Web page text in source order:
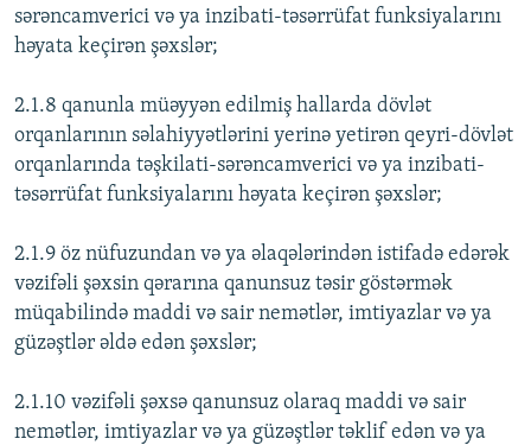
sərəncamverici və ya inzibati-təsərrüfat funksiyalarını
həyata keçirən şəxslər;
2.1.8 qanunla müəyyən edilmiş hallarda dövlət
orqanlarının səlahiyyətlərini yerinə yetirən qeyri-dövlət
orqanlarında təşkilati-sərəncamverici və ya inzibati-
təsərrüfat funksiyalarını həyata keçirən şəxslər;
2.1.9 öz nüfuzundan və ya əlaqələrindən istifadə edərək
vəzifəli şəxsin qərarına qanunsuz təsir göstərmək
müqabilində maddi və sair nemətlər, imtiyazlar və ya
güzəştlər əldə edən şəxslər;
2.1.10 vəzifəli şəxsə qanunsuz olaraq maddi və sair
nemətlər, imtiyazlar və ya güzəştlər təklif edən və ya